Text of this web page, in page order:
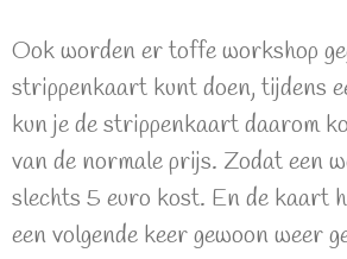
Ook worden er toffe workshop
strippenkaart kunt doen, tijdens
kun je de strippenkaart daarom
van de normale prijs. Zodat een
slechts 5 euro kost. En de kaart
een volgende keer gewoon weer